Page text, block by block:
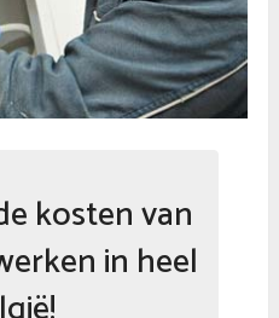
kosten van
in heel